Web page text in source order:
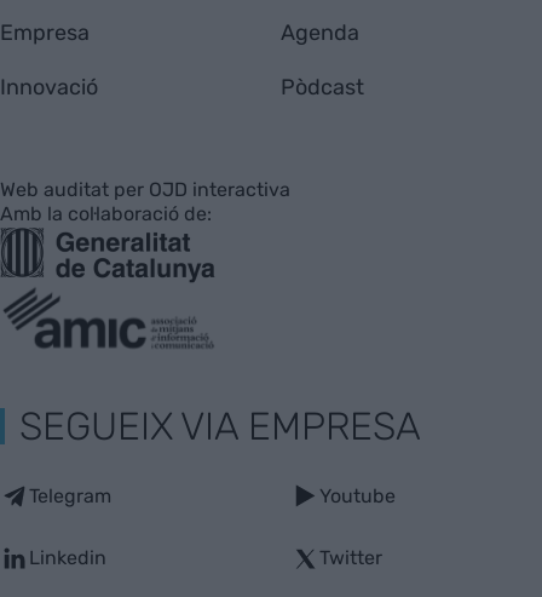
Empresa
Innovació
Agenda
Pòdcast
Web auditat per OJD interactiva
Amb la col·laboració de:
SEGUEIX VIA EMPRESA
Telegram
Linkedin
Youtube
Twitter